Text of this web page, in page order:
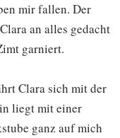
mir fallen. Der
an alles gedacht
garniert.
Clara sich mit der
liegt mit einer
ganz auf mich